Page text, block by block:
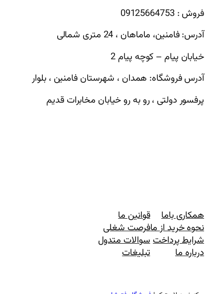
فروش : 09125664753
آدرس: فامنین، ماماهان ، 24 متری شمالی
خیابان پیام – کوچه پیام 2
آدرس فروشگاه: همدان ، شهرستان فامنین ، بلوار
پرفسور دولتی ، رو به رو خیابان مخابرات قدیم
همکاری باما
نحوه خرید از ما
شرایط پرداخت
درباره ما
قوانین ما
فرصت شغلی
سوالات متدول
تبلیغات